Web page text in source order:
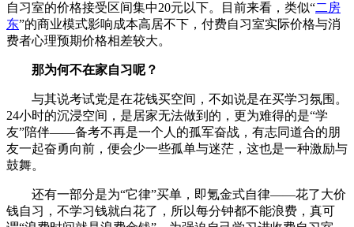
自习室的价格接受区间集中20元以下。目前来看，类似“二房
东”的商业模式影响成本高居不下，付费自习室实际价格与消
费者心理预期价格相差较大。
那为何不在家自习呢？
与其说考试党是在花钱买空间，不如说是在买学习氛围。
24小时的沉浸空间，是居家无法做到的，更为难得的是“学
友”陪伴——备考不再是一个人的孤军奋战，有志同道合的朋
友一起奋勇向前，便会少一些孤单与迷茫，这也是一种激励与
鼓舞。
还有一部分是为“它律”买单，即氪金式自律——花了大价
钱自习，不学习钱就白花了，所以每分钟都不能浪费，真可